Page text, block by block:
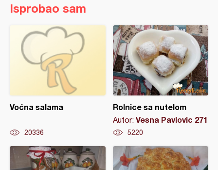
Isprobao sam
Voćna salama
20336
Rolnice sa nutelom
Autor: Vesna Pavlovic 271
5220